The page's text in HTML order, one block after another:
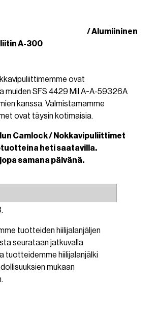
/ Alumiininen
A-300
ovat
muiden SFS 4429 Mil A-A-59326A
kanssa. Valmistamamme
ovat täysin kotimaisia.
Camlock / Nokkavipuliittimet
heti saatavilla.
samana päivänä.
tuotteiden hiilijalanjäljen
seurataan jatkuvalla
tuotteidemme hiilijalanjälki
mukaan